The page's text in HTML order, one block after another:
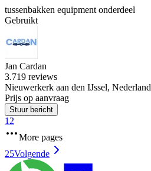
tussenbakken equipment onderdeel
Gebruikt
Jan Cardan
3.719 reviews
Nieuwerkerk aan den IJssel, Nederland
Prijs op aanvraag
Stuur bericht
1 2
More pages
25Volgende